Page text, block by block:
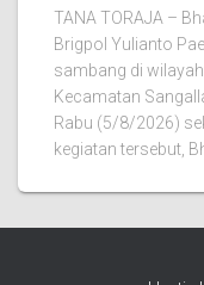
TANA TORAJA –
Brigpol Yulianto
sambang di
Kecamatan
Rabu (5/8/2026)
kegiatan tersebut,